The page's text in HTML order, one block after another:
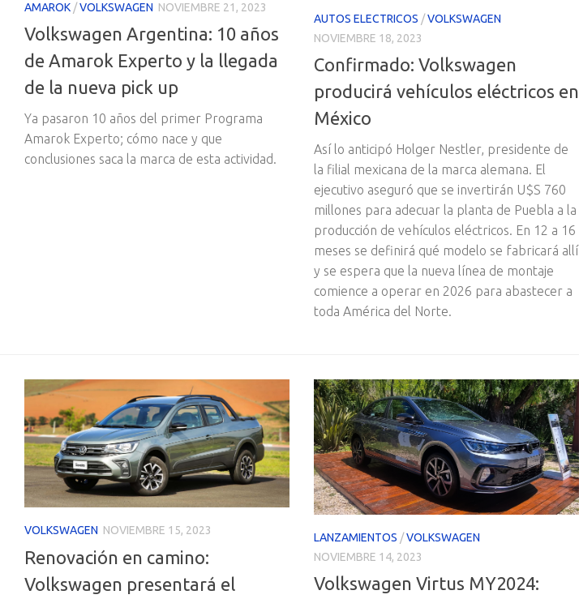
AMAROK /VOLKSWAGEN NOVIEMBRE 21, 2023
Volkswagen Argentina: 10 años
de Amarok Experto y la llegada
de la nueva pick up
Ya pasaron 10 años del primer Programa
Amarok Experto; cómo nace y que
conclusiones saca la marca de esta actividad.
AUTOS ELECTRICOS /VOLKSWAGEN
NOVIEMBRE 18, 2023
Confirmado: Volkswagen
producirá vehículos eléctricos en
México
Así lo anticipó Holger Nestler, presidente de
la filial mexicana de la marca alemana. El
ejecutivo aseguró que se invertirán U$S 760
millones para adecuar la planta de Puebla a la
producción de vehículos eléctricos. En 12 a 16
meses se definirá qué modelo se fabricará allí
y se espera que la nueva línea de montaje
comience a operar en 2026 para abastecer a
toda América del Norte.
VOLKSWAGEN NOVIEMBRE 15, 2023
Renovación en camino:
Volkswagen presentará el
LANZAMIENTOS /VOLKSWAGEN
NOVIEMBRE 14, 2023
Volkswagen Virtus MY2024: